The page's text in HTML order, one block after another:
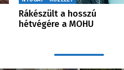
Rákészült a hosszú
hétvégére a MOHU